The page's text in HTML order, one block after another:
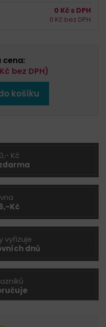
0 Kč s DPH
0 Kč bez DPH
cena:
Kč bez DPH)
košíku
Kč
Kč
vyřizuje
dnů